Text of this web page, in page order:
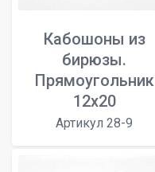
Кабошоны из
бирюзы.
Прямоугольник
12х20
Артикул 28-9